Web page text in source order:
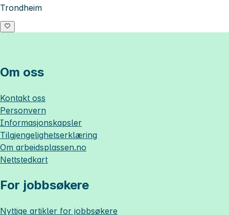
Trondheim
Om oss
Kontakt oss
Personvern
Informasjonskapsler
Tilgjengelighetserklæring
Om arbeidsplassen.no
Nettstedkart
For jobbsøkere
Nyttige artikler for jobbsøkere